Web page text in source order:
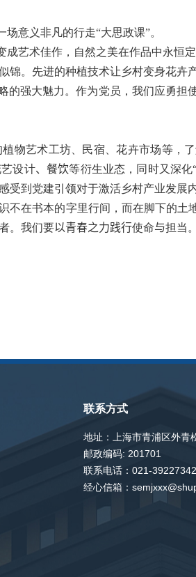
意义非凡的行走“大思政课”。
艺术佳作，自然之美在作品中永恒
锦。先进的种植技术让乡村变身花卉
的强大魅力。作为党员，我们应勇
植物艺术工坊、民宿、花卉市场等，
设计、餐饮等衍生业态，同时又深化
受到党建引领对于激活乡村产业发展
不在书本的字里行间，而在脚下的
。我们要以青春之力践行使命与担当。
联系方式
地址：上海市青浦区外青
邮政编码: 201701
联系电话：021-39227342
经心信箱：